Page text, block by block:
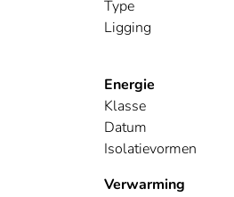
Type
Ligging
Energie
Klasse
Datum
Isolatievormen
Verwarming